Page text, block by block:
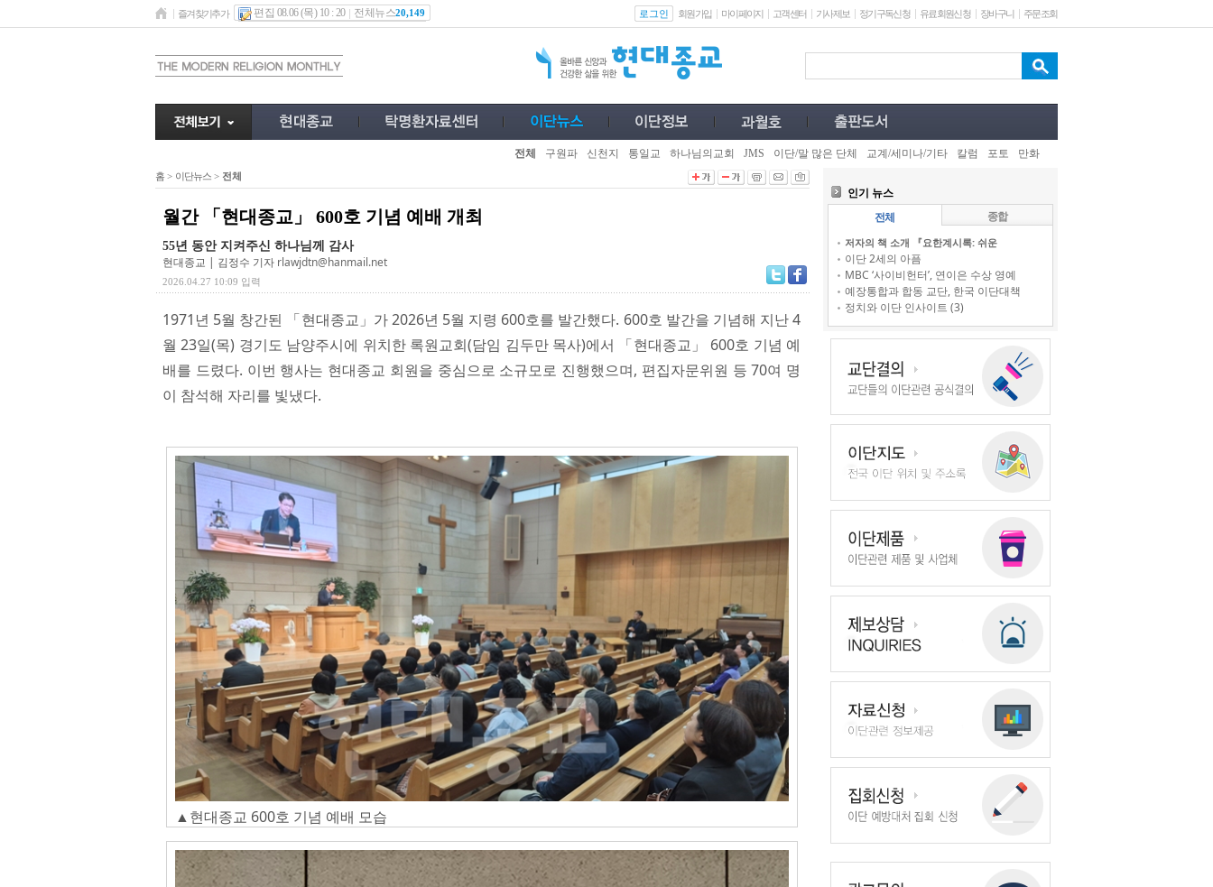
즐겨찾기추가 편집 08.06 (목) 10 : 20 전체뉴스20,149 로그인 회원가입 마이페이지 고객센터 기사제보 정기구독신청 유료회원신청 장바구니 주문조회
전체 구원파 신천지 통일교 하나님의교회 JMS 이단/말 많은 단체 교계/세미나/기타 칼럼 포토 만화
홈 > 이단뉴스 > 전체
월간 「현대종교」 600호 기념 예배 개최
55년 동안 지켜주신 하나님께 감사
현대종교 | 김정수 기자 rlawjdtn@hanmail.net
2026.04.27 10:09 입력
1971년 5월 창간된 「현대종교」가 2026년 5월 지령 600호를 발간했다. 600호 발간을 기념해 지난 4
월 23일(목) 경기도 남양주시에 위치한 록원교회(담임 김두만 목사)에서 「현대종교」 600호 기념 예
배를 드렸다. 이번 행사는 현대종교 회원을 중심으로 소규모로 진행했으며, 편집자문위원 등 70여 명
이 참석해 자리를 빛냈다.
▲현대종교 600호 기념 예배 모습
인기 뉴스
전체
종합
저자의 책 소개 『요한계시록: 쉬운
이단 2세의 아픔
MBC ‘사이비헌터’, 연이은 수상 영예
예장통합과 합동 교단, 한국 이단대책
정치와 이단 인사이트 (3)